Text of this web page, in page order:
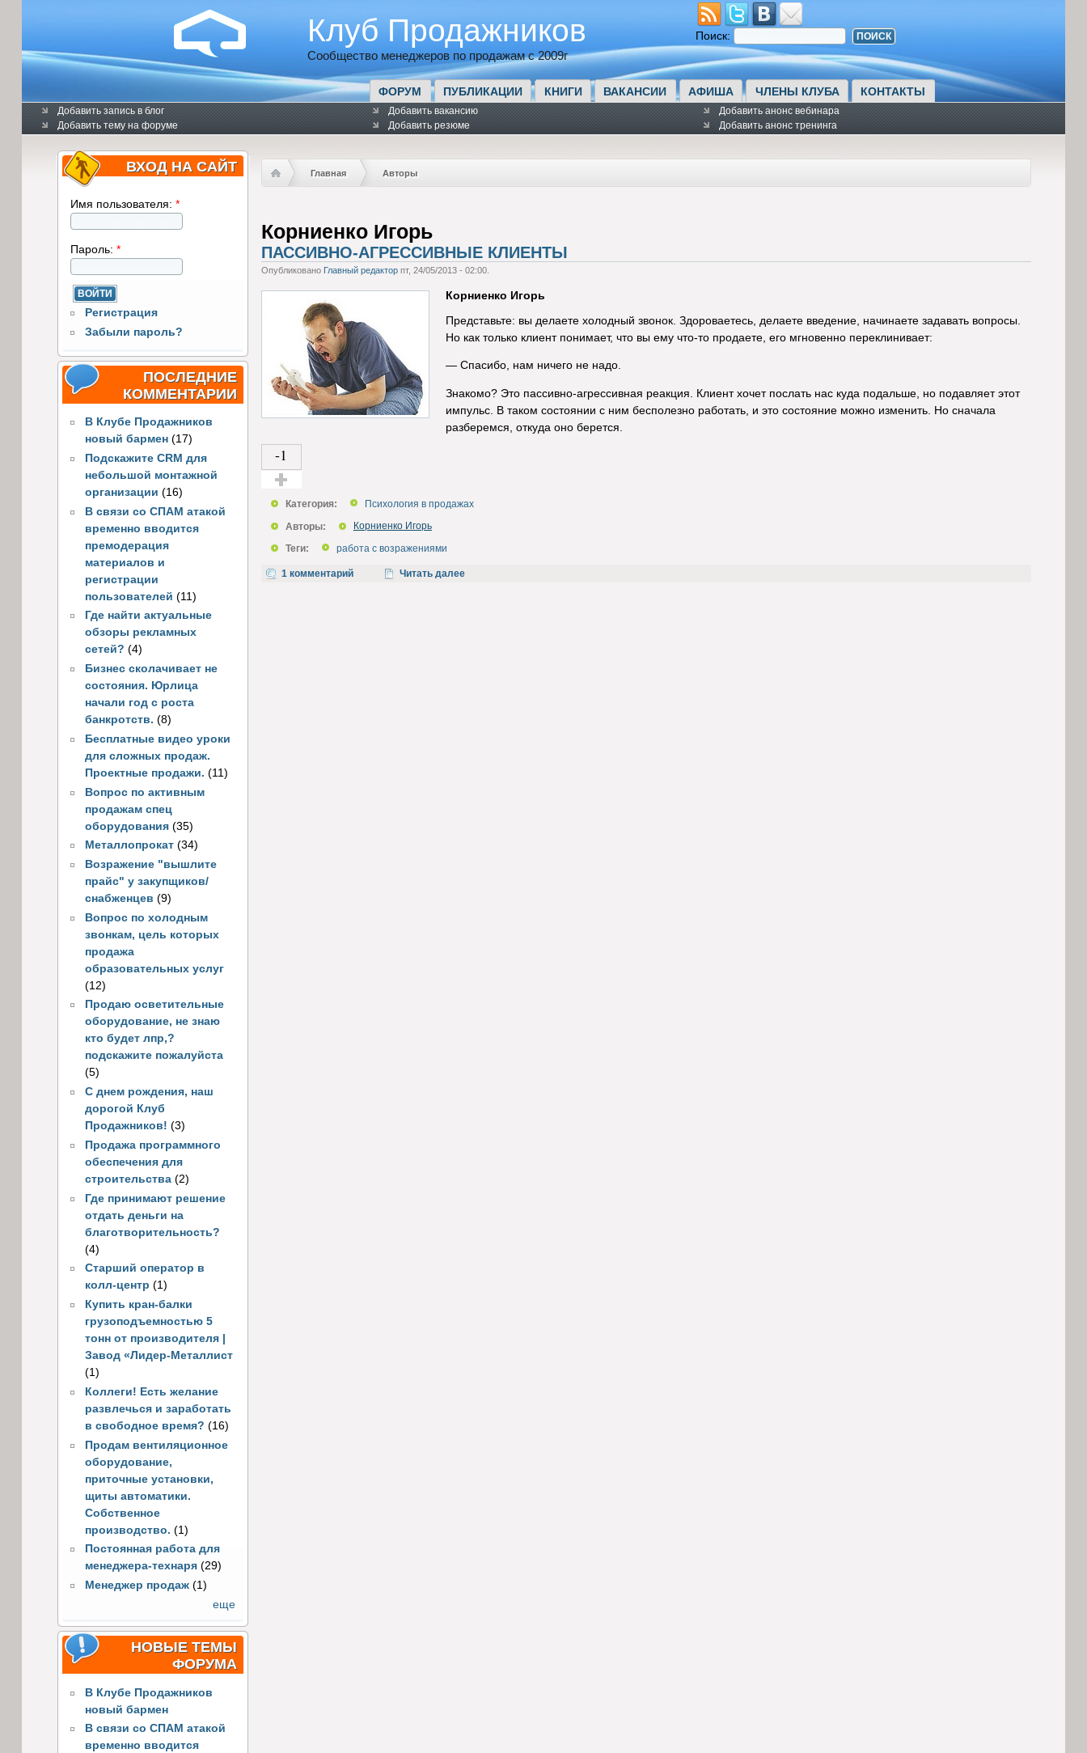
Клуб Продажников
Сообщество менеджеров по продажам с 2009г
Поиск:
ФОРУМ ПУБЛИКАЦИИ КНИГИ ВАКАНСИИ АФИША ЧЛЕНЫ КЛУБА КОНТАКТЫ
Добавить запись в блог
Добавить тему на форуме
Добавить вакансию
Добавить резюме
Добавить анонс вебинара
Добавить анонс тренинга
ВХОД НА САЙТ
Имя пользователя: *
Пароль: *
Регистрация
Забыли пароль?
ПОСЛЕДНИЕ
КОММЕНТАРИИ
В Клубе Продажников
новый бармен (17)
Подскажите CRM для
небольшой монтажной
организации (16)
В связи со СПАМ атакой
временно вводится
премодерация
материалов и
регистрации
пользователей (11)
Где найти актуальные
обзоры рекламных
сетей? (4)
Бизнес сколачивает не
состояния. Юрлица
начали год с роста
банкротств. (8)
Бесплатные видео уроки
для сложных продаж.
Проектные продажи. (11)
Вопрос по активным
продажам спец
оборудования (35)
Металлопрокат (34)
Возражение "вышлите
прайс" у закупщиков/
снабженцев (9)
Вопрос по холодным
звонкам, цель которых
продажа
образовательных услуг
(12)
Продаю осветительные
оборудование, не знаю
кто будет лпр,?
подскажите пожалуйста
(5)
С днем рождения, наш
дорогой Клуб
Продажников! (3)
Продажа программного
обеспечения для
строительства (2)
Где принимают решение
отдать деньги на
благотворительность?
(4)
Старший оператор в
колл-центр (1)
Купить кран-балки
грузоподъемностью 5
тонн от производителя |
Завод «Лидер-Металлист
(1)
Коллеги! Есть желание
развлечься и заработать
в свободное время? (16)
Продам вентиляционное
оборудование,
приточные установки,
щиты автоматики.
Собственное
производство. (1)
Постоянная работа для
менеджера-технаря (29)
Менеджер продаж (1)
еще
НОВЫЕ ТЕМЫ
ФОРУМА
В Клубе Продажников
новый бармен
В связи со СПАМ атакой
временно вводится
Главная Авторы
Корниенко Игорь
ПАССИВНО-АГРЕССИВНЫЕ КЛИЕНТЫ
Опубликовано Главный редакторпт, 24/05/2013 - 02:00.
Корниенко Игорь
Представьте: вы делаете холодный звонок. Здороваетесь, делаете введение, начинаете задавать вопросы.
Но как только клиент понимает, что вы ему что-то продаете, его мгновенно переклинивает:
— Спасибо, нам ничего не надо.
Знакомо? Это пассивно-агрессивная реакция. Клиент хочет послать нас куда подальше, но подавляет этот
импульс. В таком состоянии с ним бесполезно работать, и это состояние можно изменить. Но сначала
разберемся, откуда оно берется.
-1
Категория:
Психология в продажах
Авторы:
Корниенко Игорь
Теги:
работа с возражениями
1 комментарий Читать далее